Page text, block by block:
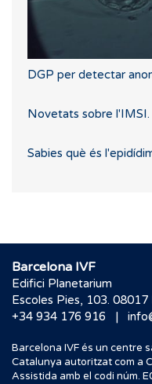
DGP per detectar
Novetats sobre l'IMSI.
Sabies què és
Barcelona IVF
Edifici Planetarium
Escoles Pies, 103. 08017
+34 934 176 916
|
Barcelona IVF és un centre
Catalunya autoritzat com a
Assistida amb el codi núm.